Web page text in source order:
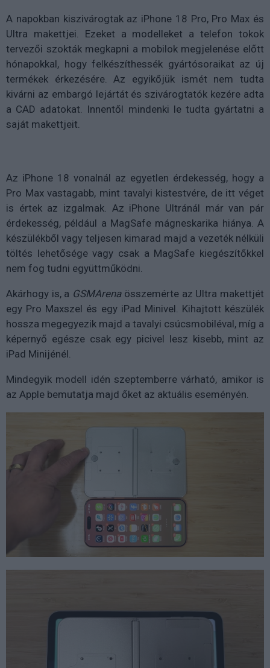
A napokban kiszivárogtak az iPhone 18 Pro, Pro Max és
Ultra makettjei. Ezeket a modelleket a telefon tokok
tervezői szokták megkapni a mobilok megjelenése előtt
hónapokkal, hogy felkészíthessék gyártósoraikat az új
termékek érkezésére. Az egyikőjük ismét nem tudta
kivárni az embargó lejártát és szivárogtatók kezére adta
a CAD adatokat. Innentől mindenki le tudta gyártatni a
saját makettjeit.
Az iPhone 18 vonalnál az egyetlen érdekesség, hogy a
Pro Max vastagabb, mint tavalyi kistestvére, de itt véget
is értek az izgalmak. Az iPhone Ultránál már van pár
érdekesség, például a MagSafe mágneskarika hiánya. A
készülékből vagy teljesen kimarad majd a vezeték nélküli
töltés lehetősége vagy csak a MagSafe kiegészítőkkel
nem fog tudni együttműködni.
Akárhogy is, a GSMArenaösszemérte az Ultra makettjét
egy Pro Maxszel és egy iPad Minivel. Kihajtott készülék
hossza megegyezik majd a tavalyi csúcsmobiléval, míg a
képernyő egésze csak egy picivel lesz kisebb, mint az
iPad Minijénél.
Mindegyik modell idén szeptemberre várható, amikor is
az Apple bemutatja majd őket az aktuális eseményén.